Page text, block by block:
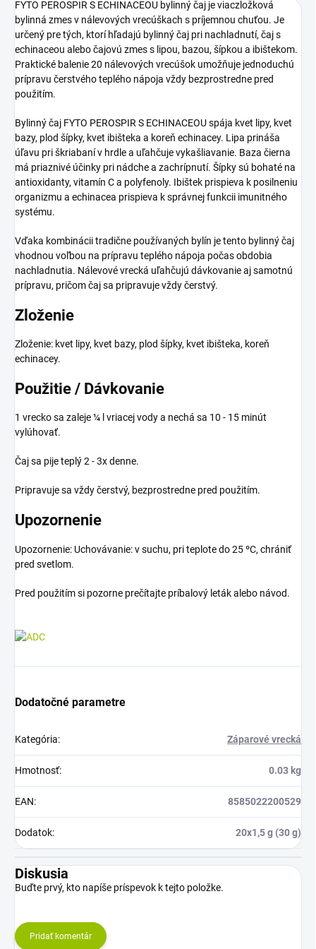
FYTO PEROSPIR S ECHINACEOU bylinný čaj je viaczložková
bylinná zmes v nálevových vrecúškach s príjemnou chuťou. Je
určený pre tých, ktorí hľadajú bylinný čaj pri nachladnutí, čaj s
echinaceou alebo čajovú zmes s lipou, bazou, šípkou a ibištekom.
Praktické balenie 20 nálevových vrecúšok umožňuje jednoduchú
prípravu čerstvého teplého nápoja vždy bezprostredne pred
použitím.
Bylinný čaj FYTO PEROSPIR S ECHINACEOU spája kvet lipy, kvet
bazy, plod šípky, kvet ibišteka a koreň echinacey. Lipa prináša
úľavu pri škriabaní v hrdle a uľahčuje vykašliavanie. Baza čierna
má priaznivé účinky pri nádche a zachrípnutí. Šípky sú bohaté na
antioxidanty, vitamín C a polyfenoly. Ibištek prispieva k posilneniu
organizmu a echinacea prispieva k správnej funkcii imunitného
systému.
Vďaka kombinácii tradične používaných bylín je tento bylinný čaj
vhodnou voľbou na prípravu teplého nápoja počas obdobia
nachladnutia. Nálevové vrecká uľahčujú dávkovanie aj samotnú
prípravu, pričom čaj sa pripravuje vždy čerstvý.
Zloženie
Zloženie: kvet lipy, kvet bazy, plod šípky, kvet ibišteka, koreň
echinacey.
Použitie / Dávkovanie
1 vrecko sa zaleje ¼ l vriacej vody a nechá sa 10 - 15 minút
vylúhovať.
Čaj sa pije teplý 2 - 3x denne.
Pripravuje sa vždy čerstvý, bezprostredne pred použitím.
Upozornenie
Upozornenie: Uchovávanie: v suchu, pri teplote do 25 ºC, chrániť
pred svetlom.
Pred použitím si pozorne prečítajte príbalový leták alebo návod.
Dodatočné parametre
Kategória: Záparové vrecká
Hmotnosť: 0.03 kg
EAN: 8585022200529
Dodatok: 20x1,5 g (30 g)
Diskusia
Buďte prvý, kto napíše príspevok k tejto položke.
Pridať komentár